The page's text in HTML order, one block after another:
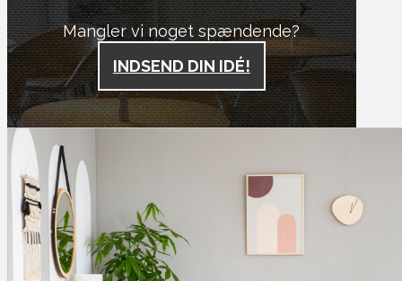
Mangler vi noget spændende?
INDSEND DIN IDÉ!